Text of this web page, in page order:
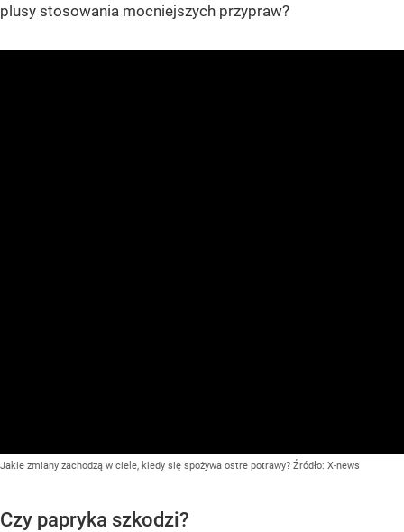
plusy stosowania mocniejszych przypraw?
Jakie zmiany zachodzą w ciele, kiedy się spożywa ostre potrawy? Źródło: X-news
Czy papryka szkodzi?